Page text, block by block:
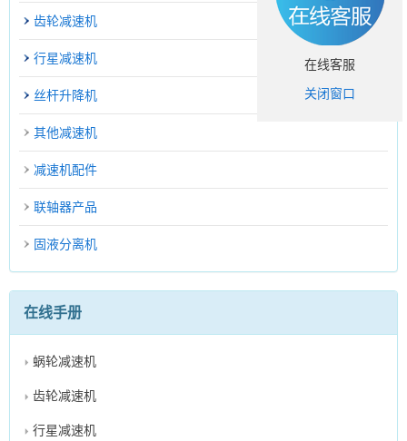
齿轮减速机
行星减速机
丝杆升降机
其他减速机
减速机配件
联轴器产品
固液分离机
在线手册
蜗轮减速机
齿轮减速机
行星减速机
在线客服
关闭窗口